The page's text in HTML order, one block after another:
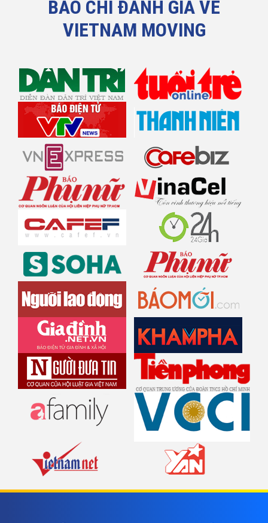
BÁO CHÍ ĐÁNH GIÁ VỀ
VIETNAM MOVING